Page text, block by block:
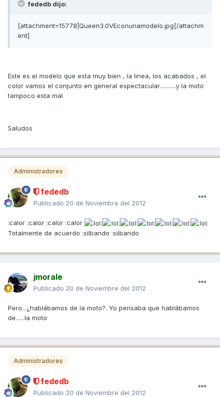
fededb dijo:
[attachment=15778]Queen3.0VEconunamodelo.jpg[/attachm
ent]
Este es el modelo que esta muy bien , la linea, los acabados , el
color vamos el conjunto en general espectacular...........y la moto
tampoco esta mal
Saludos
Administradores
fededb
Publicado 20 de Noviembre del 2012
:calor :calor :calor :calor
Totalmente de acuerdo :silbando :silbando
jmorale
Publicado 20 de Noviembre del 2012
Pero...¿hablábamos de la moto?. Yo pensaba que hablábamos
de......la moto
Administradores
fededb
Publicado 20 de Noviembre del 2012